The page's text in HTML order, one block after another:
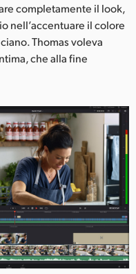
completamente il look,
nell’accentuare il colore
Thomas voleva
che alla fine